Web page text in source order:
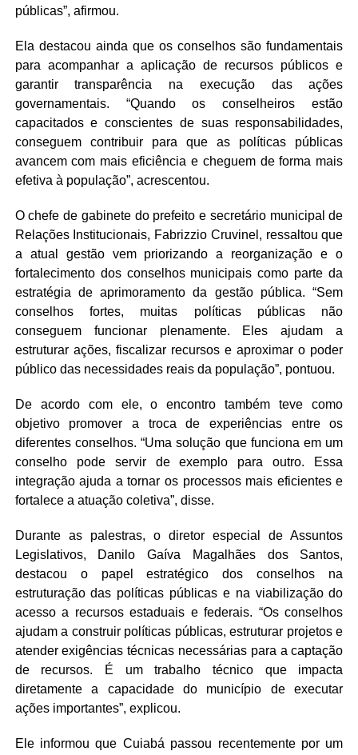
públicas”, afirmou.
Ela destacou ainda que os conselhos são fundamentais
para acompanhar a aplicação de recursos públicos e
garantir transparência na execução das ações
governamentais. “Quando os conselheiros estão
capacitados e conscientes de suas responsabilidades,
conseguem contribuir para que as políticas públicas
avancem com mais eficiência e cheguem de forma mais
efetiva à população”, acrescentou.
O chefe de gabinete do prefeito e secretário municipal de
Relações Institucionais, Fabrizzio Cruvinel, ressaltou que
a atual gestão vem priorizando a reorganização e o
fortalecimento dos conselhos municipais como parte da
estratégia de aprimoramento da gestão pública. “Sem
conselhos fortes, muitas políticas públicas não
conseguem funcionar plenamente. Eles ajudam a
estruturar ações, fiscalizar recursos e aproximar o poder
público das necessidades reais da população”, pontuou.
De acordo com ele, o encontro também teve como
objetivo promover a troca de experiências entre os
diferentes conselhos. “Uma solução que funciona em um
conselho pode servir de exemplo para outro. Essa
integração ajuda a tornar os processos mais eficientes e
fortalece a atuação coletiva”, disse.
Durante as palestras, o diretor especial de Assuntos
Legislativos, Danilo Gaíva Magalhães dos Santos,
destacou o papel estratégico dos conselhos na
estruturação das políticas públicas e na viabilização do
acesso a recursos estaduais e federais. “Os conselhos
ajudam a construir políticas públicas, estruturar projetos e
atender exigências técnicas necessárias para a captação
de recursos. É um trabalho técnico que impacta
diretamente a capacidade do município de executar
ações importantes”, explicou.
Ele informou que Cuiabá passou recentemente por um